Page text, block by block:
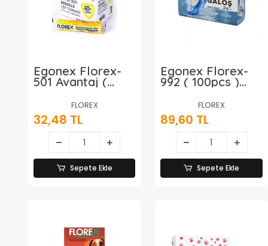
Egonex Florex-
501 Avantaj (
Büzgülü ) ( Büyük
) ( 10pcs )
65x70cm Çöp
Torbası*25=k
FLOREX
32,48 TL
Sepete Ekle
Egonex Florex-
992 ( 100pcs )
Galoş ( Kutulu
Paket )*24=k
FLOREX
89,60 TL
Sepete Ekle